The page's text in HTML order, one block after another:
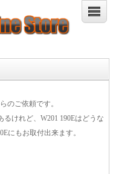
のご依頼です。
けれど、W201 190Eはどうな
にもお取付出来ます。